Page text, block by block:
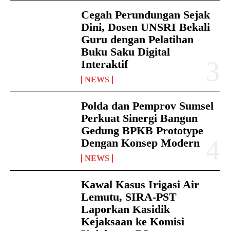
Cegah Perundungan Sejak
Dini, Dosen UNSRI Bekali
Guru dengan Pelatihan
Buku Saku Digital
Interaktif
NEWS
Polda dan Pemprov Sumsel
Perkuat Sinergi Bangun
Gedung BPKB Prototype
Dengan Konsep Modern
NEWS
Kawal Kasus Irigasi Air
Lemutu, SIRA-PST
Laporkan Kasidik
Kejaksaan ke Komisi